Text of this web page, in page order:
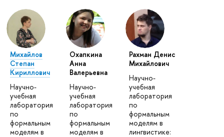
Михайлов
Степан
Кириллович
Научно-
учебная
лаборатория
по
формальным
моделям в
Охапкина
Анна
Валерьевна
Научно-
учебная
лаборатория
по
формальным
моделям в
Рахман Денис
Михайлович
Научно-
учебная
лаборатория
по
формальным
моделям в
лингвистике: